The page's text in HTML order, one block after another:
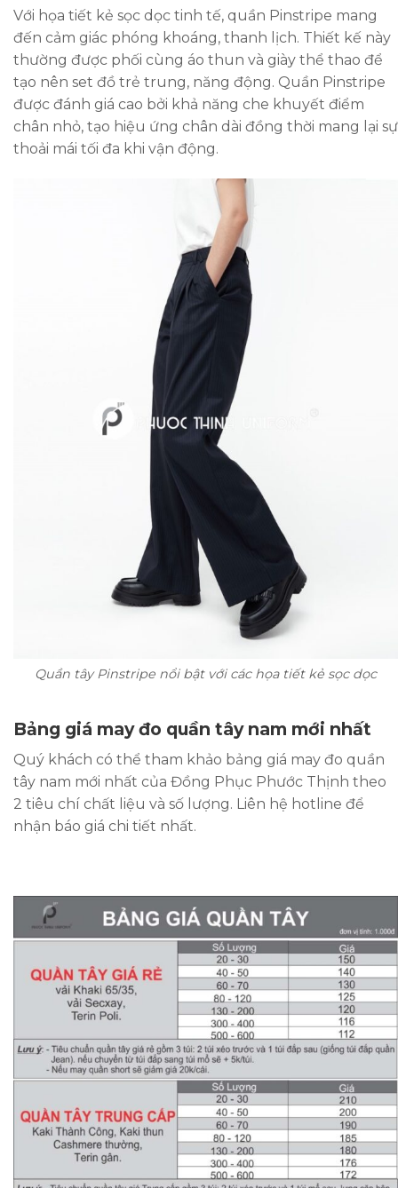
Với họa tiết kẻ sọc dọc tinh tế, quần Pinstripe mang
đến cảm giác phóng khoáng, thanh lịch. Thiết kế này
thường được phối cùng áo thun và giày thể thao để
tạo nên set đồ trẻ trung, năng động. Quần Pinstripe
được đánh giá cao bởi khả năng che khuyết điểm
chân nhỏ, tạo hiệu ứng chân dài đồng thời mang lại sự
thoải mái tối đa khi vận động.
Quần tây Pinstripe nổi bật với các họa tiết kẻ sọc dọc
Bảng giá may đo quần tây nam mới nhất
Quý khách có thể tham khảo bảng giá may đo quần
tây nam mới nhất của Đồng Phục Phước Thịnh theo
2 tiêu chí chất liệu và số lượng. Liên hệ hotline để
nhận báo giá chi tiết nhất.